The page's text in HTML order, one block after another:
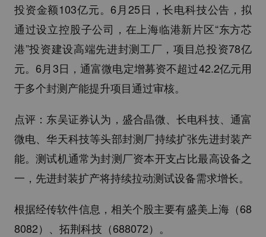
投资金额103亿元。6月25日，长电科技公告，拟
通过设立控股子公司，在上海临港新片区“东方芯
港”投资建设高端先进封测工厂，项目总投资78亿
元。6月3日，通富微电定增募资不超过42.2亿元用
于多个封测产能提升项目通过审核。
点评：东吴证券认为，盛合晶微、长电科技、通富
微电、华天科技等头部封测厂持续扩张先进封装产
能。测试机通常为封测厂资本开支占比最高设备之
一，先进封装扩产将持续拉动测试设备需求增长。
根据经传软件信息，相关个股主要有盛美上海（68
8082）、拓荆科技（688072）。